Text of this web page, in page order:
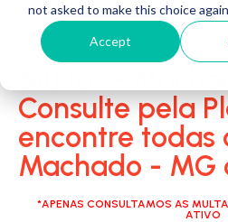
not asked to make this choice
Accept
Consulte pela
encontre todas
Machado - MG
*APENAS CONSULTAMOS AS
ATIVO